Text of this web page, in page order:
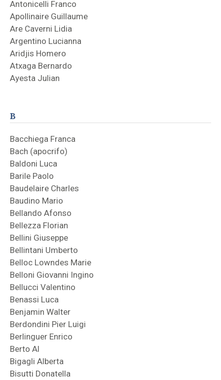
Antonicelli Franco
Apollinaire Guillaume
Are Caverni Lidia
Argentino Lucianna
Aridjis Homero
Atxaga Bernardo
Ayesta Julian
B
Bacchiega Franca
Bach (apocrifo)
Baldoni Luca
Barile Paolo
Baudelaire Charles
Baudino Mario
Bellando Afonso
Bellezza Florian
Bellini Giuseppe
Bellintani Umberto
Belloc Lowndes Marie
Belloni Giovanni Ingino
Bellucci Valentino
Benassi Luca
Benjamin Walter
Berdondini Pier Luigi
Berlinguer Enrico
Berto Al
Bigagli Alberta
Bisutti Donatella